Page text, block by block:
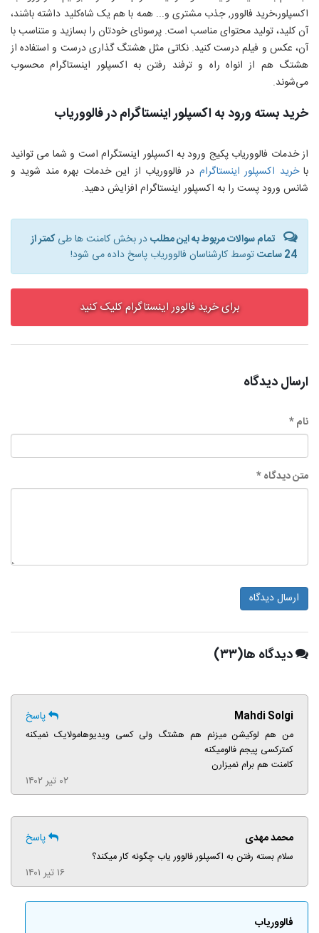
اکسپلور،خرید فالوور, جذب مشتری و... همه با هم یک شاه‌کلید داشته باشند،
آن کلید، تولید محتوای مناسب است. پرسونای خودتان را بسازید و متناسب با
آن، عکس و فیلم درست کنید. نکاتی مثل هشتگ گذاری درست و استفاده از
هشتگ هم از انواه راه و ترفند رفتن به اکسپلور اینستاگرام محسوب
می‌شوند.
خرید بسته ورود به اکسپلور اینستاگرام در فالووریاب
از خدمات فالووریاب پکیج ورود به اکسپلور اینستگرام است و شما می توانید
باخرید اکسپلور اینستاگرام در فالووریاب از این خدمات بهره مند شوید و
شانس ورود پست را به اکسپلور اینستاگرام افزایش دهید.
تمام سوالات مربوط به این مطلبدر بخش کامنت ها طیکمتر از
24 ساعت
توسط کارشناسان فالووریاب پاسخ داده می شود!
برای خرید فالوور اینستاگرام کلیک کنید
ارسال دیدگاه
نام *
متن دیدگاه *
ارسال دیدگاه
دیدگاه ها(۳۳)
Mahdi Solgi پاسخ
من هم لوکیشن میزنم هم هشتگ ولی کسی ویدیوهامولایک نمیکنه
کمترکسی پیجم فالومیکنه
کامنت هم برام نمیزارن
۰۲ تیر ۱۴۰۲
محمد مهدی پاسخ
سلام بسته رفتن به اکسپلور فالوور یاب چگونه کار میکند؟
۱۶ تیر ۱۴۰۱
فالووریاب